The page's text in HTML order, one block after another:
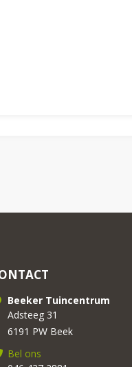
Beeker Tuincentrum
Adsteeg 31
6191 PW Beek
Bel ons